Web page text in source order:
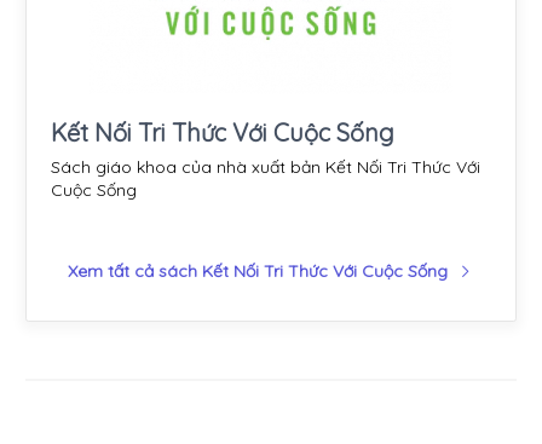
Kết Nối Tri Thức Với Cuộc Sống
Sách giáo khoa của nhà xuất bản Kết Nối Tri Thức Với
Cuộc Sống
Xem tất cả sách Kết Nối Tri Thức Với Cuộc Sống